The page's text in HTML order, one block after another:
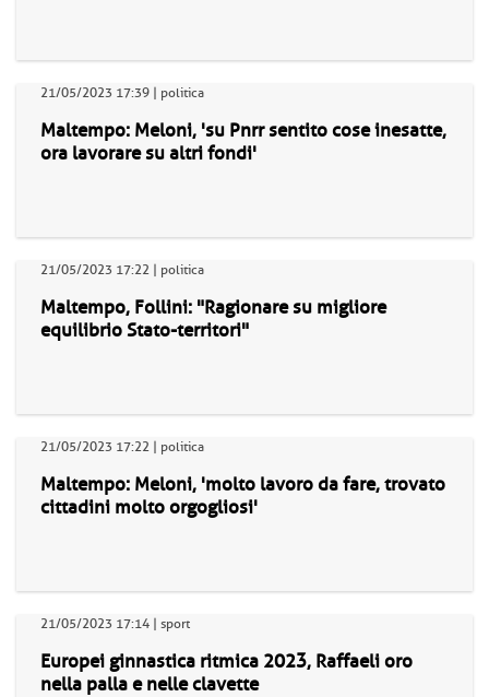
21/05/2023 17:39 | politica
Maltempo: Meloni, 'su Pnrr sentito cose inesatte,
ora lavorare su altri fondi'
21/05/2023 17:22 | politica
Maltempo, Follini: "Ragionare su migliore
equilibrio Stato-territori"
21/05/2023 17:22 | politica
Maltempo: Meloni, 'molto lavoro da fare, trovato
cittadini molto orgogliosi'
21/05/2023 17:14 | sport
Europei ginnastica ritmica 2023, Raffaeli oro
nella palla e nelle clavette